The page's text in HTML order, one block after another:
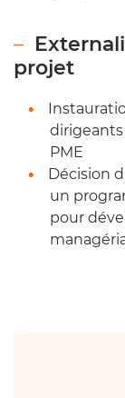
projet
dirigeants
PME
Décision
un
pour